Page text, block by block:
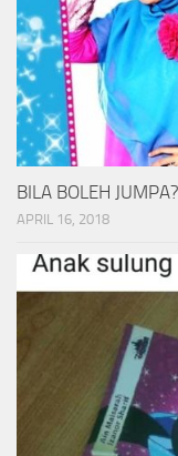
BILA BOLEH JUMPA?
APRIL 16, 2018